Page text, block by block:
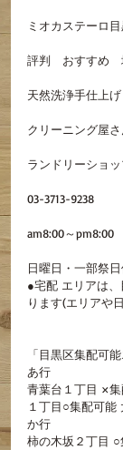
ミオカステーロ
評判　おすすめ
天然洗浄手仕上
クリーニング屋
ランドリーショ
03-3713-9238
am8:00～pm8:00
日曜日・一部祭
●宅配 エリアは
ります(エリアや
「目黒区集配可
あ行
青葉台１丁目 ×
１丁目○集配可
か行
柿の木坂２丁目